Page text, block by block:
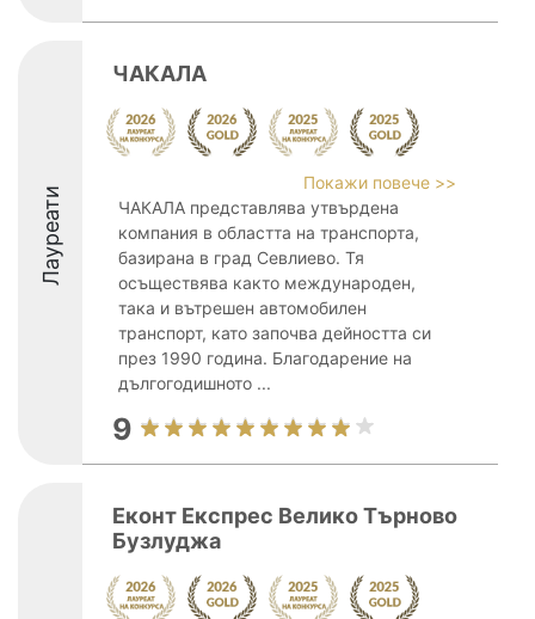
Лауреати
ЧАКАЛА
Покажи повече >>
ЧАКАЛА представлява утвърдена
компания в областта на транспорта,
базирана в град Севлиево. Тя
осъществява както международен,
така и вътрешен автомобилен
транспорт, като започва дейността си
през 1990 година. Благодарение на
дългогодишното ...
9
Еконт Експрес Велико Търново
Бузлуджа